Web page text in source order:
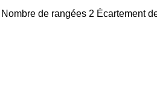
Nombre de rangées 2 Écartement